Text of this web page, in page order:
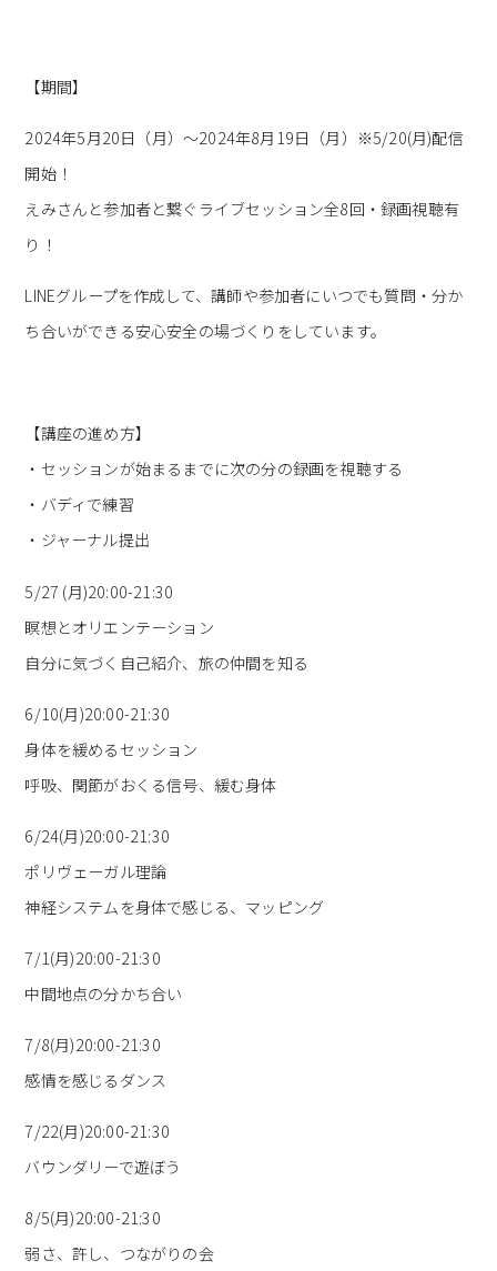
【期間】
2024年5月20日（月）〜2024年8月19日（月）※5/20(月)配信
開始！
えみさんと参加者と繋ぐライブセッション全8回・録画視聴有
り！
LINEグループを作成して、講師や参加者にいつでも質問・分か
ち合いができる安心安全の場づくりをしています。
【講座の進め方】
・セッションが始まるまでに次の分の録画を視聴する
・バディで練習
・ジャーナル提出
5/27 (月)20:00-21:30
瞑想とオリエンテーション
自分に気づく自己紹介、旅の仲間を知る
6/10(月)20:00-21:30
身体を緩めるセッション
呼吸、関節がおくる信号、緩む身体
6/24(月)20:00-21:30
ポリヴェーガル理論
神経システムを身体で感じる、マッピング
7/1(月)20:00-21:30
中間地点の分かち合い
7/8(月)20:00-21:30
感情を感じるダンス
7/22(月)20:00-21:30
バウンダリーで遊ぼう
8/5(月)20:00-21:30
弱さ、許し、つながりの会